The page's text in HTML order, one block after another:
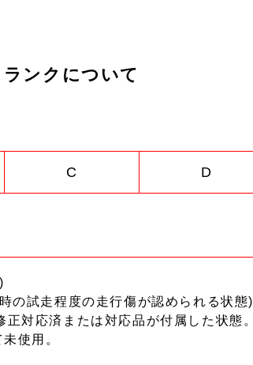
ランクについて
C D
の試走程度の走行傷が認められる状態)
対応済または対応品が付属した状態。
使用。